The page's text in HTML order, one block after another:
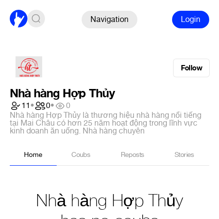
Navigation Login
Follow
Nhà hàng Hợp Thủy
11• 0•
0
Nhà hàng Hợp Thủy là thương hiệu nhà hàng nổi tiếng
tại Mai Châu có hơn 25 năm hoạt động trong lĩnh vực
kinh doanh ăn uống. Nhà hàng chuyên
Home Coubs Reposts Stories
Nhà hàng Hợp Thủy